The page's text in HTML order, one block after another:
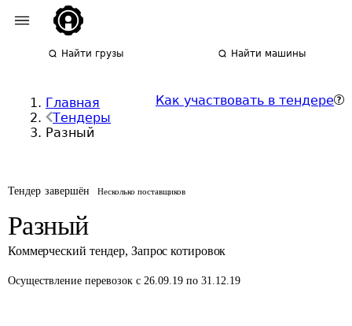
Найти грузы Найти машины
Главная
Тендеры
Разный
Как участвовать в тендере
Тендер завершён Несколько поставщиков
Разный
Коммерческий тендер, Запрос котировок
Осуществление перевозок с 26.09.19 по 31.12.19